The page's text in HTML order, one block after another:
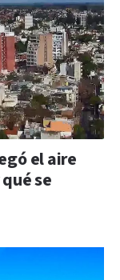
el aire
se